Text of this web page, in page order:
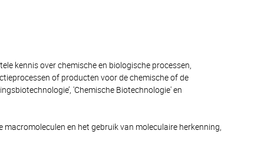
kennis over chemische en biologische processen,
of producten voor de chemische of de
'Chemische Biotechnologie' en
en het gebruik van moleculaire herkenning,